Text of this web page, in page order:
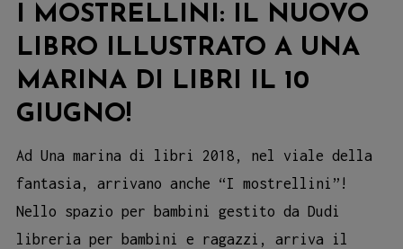
I MOSTRELLINI: IL NUOVO
LIBRO ILLUSTRATO A UNA
MARINA DI LIBRI IL 10
GIUGNO!
Ad Una marina di libri 2018, nel viale della
fantasia, arrivano anche “I mostrellini”!
Nello spazio per bambini gestito da Dudi
libreria per bambini e ragazzi, arriva il